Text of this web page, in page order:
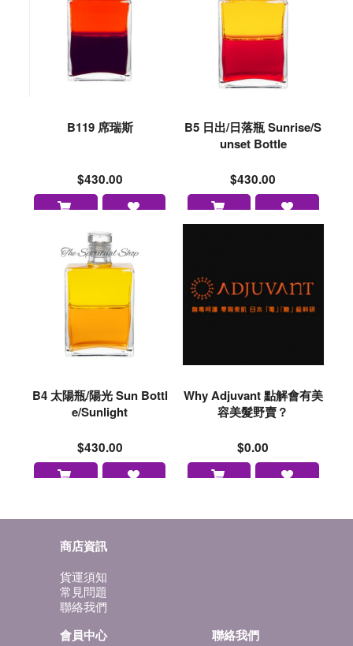
B119 席瑞斯
$430.00
B5 日出/日落瓶 Sunrise/S
unset Bottle
$430.00
B4 太陽瓶/陽光 Sun Bottl
e/Sunlight
$430.00
Why Adjuvant 點解會有美
容美髮野賣？
$0.00
商店資訊
貨運須知
常見問題
聯絡我們
會員中心 聯絡我們